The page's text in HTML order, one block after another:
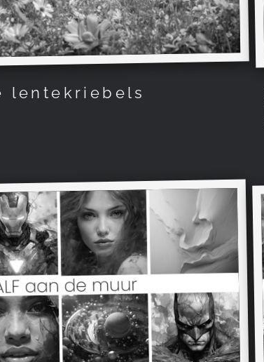
lentekriebels